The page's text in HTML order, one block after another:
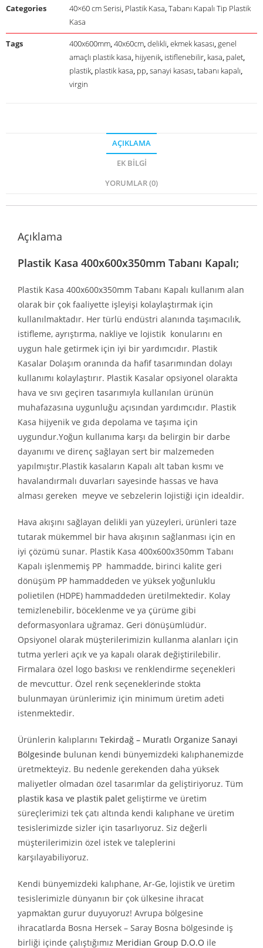
Categories 40×60 cm Serisi, Plastik Kasa,Tabanı Kapalı Tip Plastik
Kasa
Tags 400x600mm,40x60cm,delikli,ekmek kasası,genel
amaçlı plastik kasa, hijyenik, istiflenebilir, kasa, palet,
plastik, plastik kasa, pp,sanayi kasası,tabanı kapalı,
virgin
AÇIKLAMA
EK BILGI
YORUMLAR (0)
Açıklama
Plastik Kasa 400x600x350mm Tabanı Kapalı;
Plastik Kasa 400x600x350mm Tabanı Kapalı kullanım alan
olarak bir çok faaliyette işleyişi kolaylaştırmak için
kullanılmaktadır. Her türlü endüstri alanında taşımacılık,
istifleme, ayrıştırma, nakliye ve lojistik konularını en
uygun hale getirmek için iyi bir yardımcıdır. Plastik
Kasalar Dolaşım oranında da hafif tasarımından dolayı
kullanımı kolaylaştırır. Plastik Kasalar opsiyonel olarakta
hava ve sıvı geçiren tasarımıyla kullanılan ürünün
muhafazasına uygunluğu açısından yardımcıdır. Plastik
Kasa hijyenik ve gıda depolama ve taşıma için
uygundur.Yoğun kullanıma karşı da belirgin bir darbe
dayanımı ve direnç sağlayan sert bir malzemeden
yapılmıştır.Plastik kasaların Kapalı alt taban kısmı ve
havalandırmalı duvarları sayesinde hassas ve hava
alması gereken meyve ve sebzelerin lojistiği için idealdir.
Hava akışını sağlayan delikli yan yüzeyleri, ürünleri taze
tutarak mükemmel bir hava akışının sağlanması için en
iyi çözümü sunar. Plastik Kasa 400x600x350mm Tabanı
Kapalı işlenmemiş PP hammadde, birinci kalite geri
dönüşüm PP hammaddeden ve yüksek yoğunluklu
polietilen (HDPE) hammaddeden üretilmektedir. Kolay
temizlenebilir, böceklenme ve ya çürüme gibi
deformasyonlara uğramaz. Geri dönüşümlüdür.
Opsiyonel olarak müşterilerimizin kullanma alanları için
tutma yerleri açık ve ya kapalı olarak değiştirilebilir.
Firmalara özel logo baskısı ve renklendirme seçenekleri
de mevcuttur. Özel renk seçeneklerinde stokta
bulunmayan ürünlerimiz için minimum üretim adeti
istenmektedir.
Ürünlerin kalıplarını Tekirdağ – Muratlı Organize Sanayi
Bölgesinde bulunan kendi bünyemizdeki kalıphanemizde
üretmekteyiz. Bu nedenle gerekenden daha yüksek
maliyetler olmadan özel tasarımlar da geliştiriyoruz. Tüm
plastik kasa ve plastik palet geliştirme ve üretim
süreçlerimizi tek çatı altında kendi kalıphane ve üretim
tesislerimizde sizler için tasarlıyoruz. Siz değerli
müşterilerimizin özel istek ve taleplerini
karşılayabiliyoruz.
Kendi bünyemizdeki kalıphane, Ar-Ge, lojistik ve üretim
tesislerimizle dünyanın bir çok ülkesine ihracat
yapmaktan gurur duyuyoruz! Avrupa bölgesine
ihracatlarda Bosna Hersek – Saray Bosna bölgesinde iş
birliği içinde çalıştığımız Meridian Group D.O.O ile